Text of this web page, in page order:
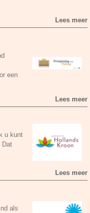
Lees meer
een
Lees meer
u kunt
Dat
Lees meer
als